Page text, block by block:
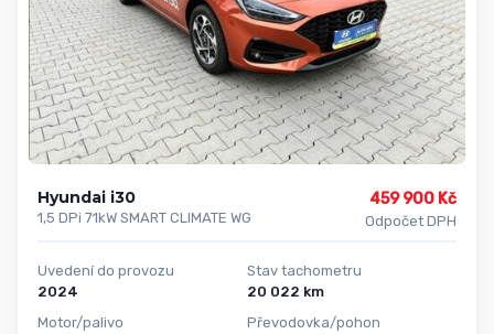
Hyundai i30
1,5 DPi 71kW SMART CLIMATE WG
459 900 Kč
Odpočet DPH
Uvedení do provozu
2024
Motor/palivo
Stav tachometru
20 022 km
Převodovka/pohon